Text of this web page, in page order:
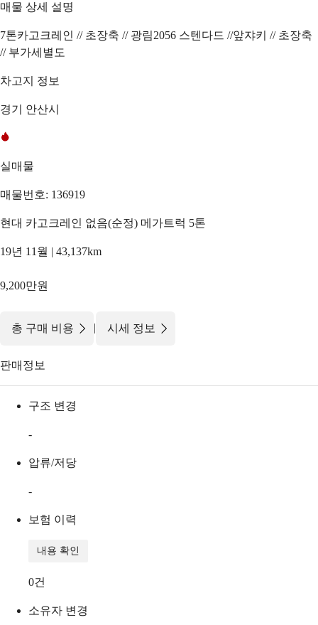
매물 상세 설명
7톤카고크레인 // 초장축 // 광림2056 스텐다드 //앞쟈키 // 초장축
// 부가세별도
차고지 정보
경기 안산시
실매물
매물번호: 136919
현대 카고크레인 없음(순정) 메가트럭 5톤
19년 11월 | 43,137km
9,200만원
총 구매 비용 | 시세 정보
판매정보
구조 변경
-
압류/저당
-
보험 이력
내용 확인
0건
소유자 변경